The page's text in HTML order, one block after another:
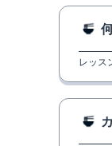
レッス